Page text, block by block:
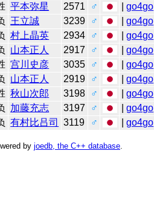
平本弥星 2571 ♂ |go4go
王立誠 3239 ♂ |go4go
村上晶英 2934 ♂ |go4go
山本正人 2917 ♂ |go4go
宫川史彦 3035 ♂ |go4go
山本正人 2919 ♂ |go4go
秋山次郎 3198 ♂ |go4go
加藤充志 3197 ♂ |go4go
有村比吕司 3119 ♂ |go4go
by joedb, the C++ database